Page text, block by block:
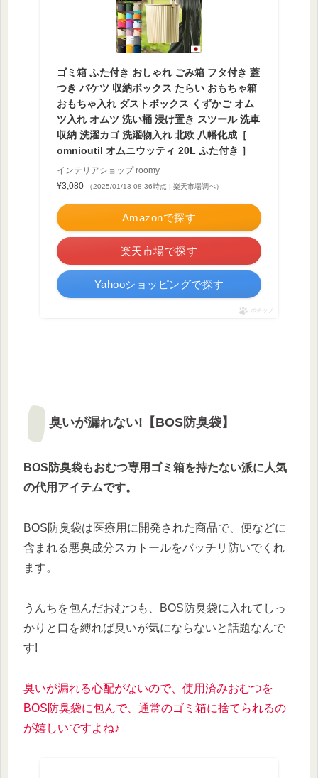
ゴミ箱 ふた付き おしゃれ ごみ箱 フタ付き 蓋
つき バケツ 収納ボックス たらい おもちゃ箱
おもちゃ入れ ダストボックス くずかご オム
ツ入れ オムツ 洗い桶 浸け置き スツール 洗車
収納 洗濯カゴ 洗濯物入れ 北欧 八幡化成［
omnioutil オムニウッティ 20L ふた付き ］
インテリアショップ roomy
¥3,080
（2025/01/13 08:36時点 | 楽天市場調べ）
Amazonで探す
楽天市場で探す
Yahooショッピングで探す
ポチップ
臭いが漏れない!【BOS防臭袋】
BOS防臭袋もおむつ専用ゴミ箱を持たない派に人気
の代用アイテムです。
BOS防臭袋は医療用に開発された商品で、便などに
含まれる悪臭成分スカトールをバッチリ防いでくれ
ます。
うんちを包んだおむつも、BOS防臭袋に入れてしっ
かりと口を縛れば臭いが気にならないと話題なんで
す!
臭いが漏れる心配がないので、使用済みおむつを
BOS防臭袋に包んで、通常のゴミ箱に捨てられるの
が嬉しいですよね♪